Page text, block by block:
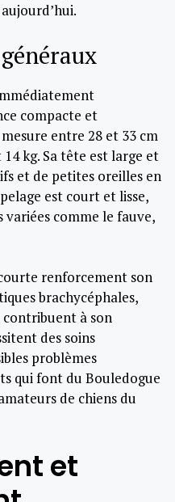
compacte et
entre 28 et 33 cm
kg. Sa tête est large et
et de petites oreilles en
est court et lisse,
variées comme le fauve,
renforcement son
brachycéphales,
à son
des soins
problèmes
qui font du Bouledogue
de chiens du
et